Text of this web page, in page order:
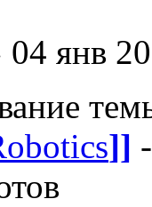
04 янв
]]